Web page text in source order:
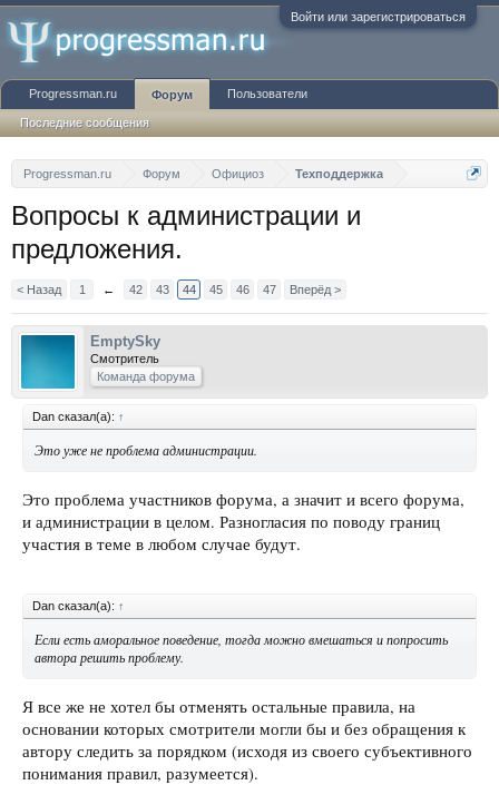
Войти или зарегистрироваться
Progressman.ru Форум Официоз Техподдержка
Вопросы к администрации и
предложения.
< Назад 1 ← 42 43 44 45 46 47 Вперёд >
EmptySky
Смотритель
Команда форума
Dan сказал(а): ↑
Это уже не проблема администрации.
Это проблема участников форума, а значит и всего форума,
и администрации в целом. Разногласия по поводу границ
участия в теме в любом случае будут.
Dan сказал(а): ↑
Если есть аморальное поведение, тогда можно вмешаться и попросить
автора решить проблему.
Я все же не хотел бы отменять остальные правила, на
основании которых смотрители могли бы и без обращения к
автору следить за порядком (исходя из своего субъективного
понимания правил, разумеется).
Progressman.ru Форум
Последние сообщения
Пользователи